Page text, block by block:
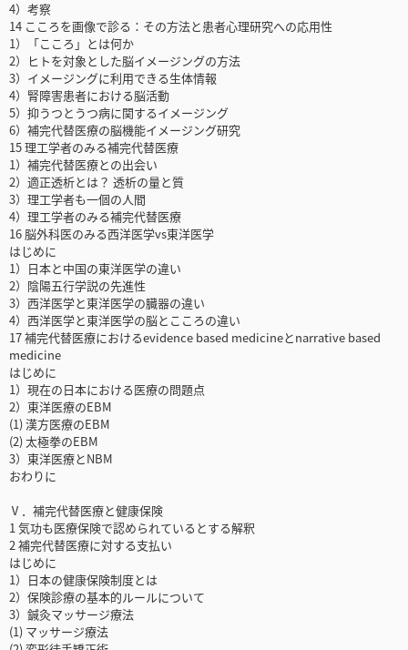
4）考察
14 こころを画像で診る：その方法と患者心理研究への応用性
1）「こころ」とは何か
2）ヒトを対象とした脳イメージングの方法
3）イメージングに利用できる生体情報
4）腎障害患者における脳活動
5）抑うつとうつ病に関するイメージング
6）補完代替医療の脳機能イメージング研究
15 理工学者のみる補完代替医療
1）補完代替医療との出会い
2）適正透析とは？ 透析の量と質
3）理工学者も一個の人間
4）理工学者のみる補完代替医療
16 脳外科医のみる西洋医学vs東洋医学
はじめに
1）日本と中国の東洋医学の違い
2）陰陽五行学説の先進性
3）西洋医学と東洋医学の臓器の違い
4）西洋医学と東洋医学の脳とこころの違い
17 補完代替医療におけるevidence based medicineとnarrative based
medicine
はじめに
1）現在の日本における医療の問題点
2）東洋医療のEBM
(1) 漢方医療のEBM
(2) 太極拳のEBM
3）東洋医療とNBM
おわりに
Ⅴ．補完代替医療と健康保険
1 気功も医療保険で認められているとする解釈
2 補完代替医療に対する支払い
はじめに
1）日本の健康保険制度とは
2）保険診療の基本的ルールについて
3）鍼灸マッサージ療法
(1) マッサージ療法